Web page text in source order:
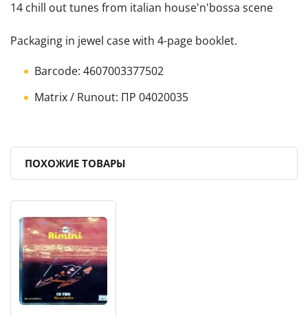
14 chill out tunes from italian house'n'bossa scene
Packaging in jewel case with 4-page booklet.
Barcode: 4607003377502
Matrix / Runout: ПР 04020035
ПОХОЖИЕ ТОВАРЫ